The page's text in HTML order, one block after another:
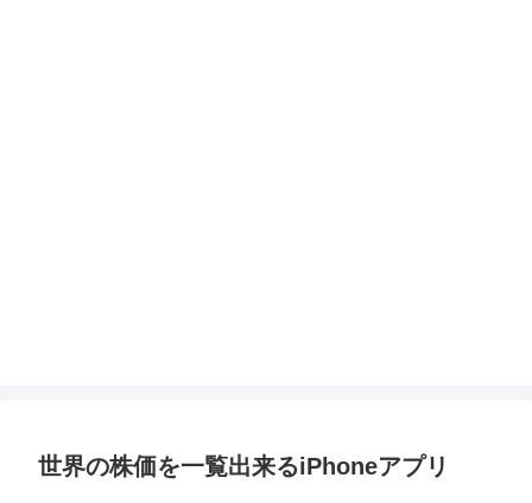
世界の株価を一覧出来るiPhoneアプリ